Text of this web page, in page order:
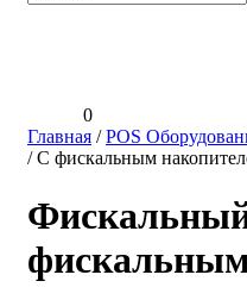
0
Главная /POS
/С фискальным
Фискальный